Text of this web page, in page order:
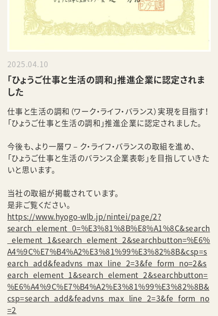
2025.04.10
「ひょうご仕事と生活の調和」推進企業に認定されま
した
仕事と生活の調和（ワーク・ライフ・バランス）実現を目指す！
「ひょうご仕事と生活の調和」推進企業に認定されました。
今後も、より一層ワ－ク・ライフ・バランスの取組を進め、
「ひょうご仕事と生活のバランス企業表彰」を目指していきた
いと思います。
当社の取組が掲載されています。
是非ご覧ください。
https://www.hyogo-wlb.jp/nintei/page/2?
search_element_0=%E3%81%8B%E8%A1%8C&search
_element_1&search_element_2&searchbutton=%E6%
A4%9C%E7%B4%A2%E3%81%99%E3%82%8B&csp=s
earch_add&feadvns_max_line_2=3&fe_form_no=2&s
earch_element_1&search_element_2&searchbutton=
%E6%A4%9C%E7%B4%A2%E3%81%99%E3%82%8B&
csp=search_add&feadvns_max_line_2=3&fe_form_no
=2